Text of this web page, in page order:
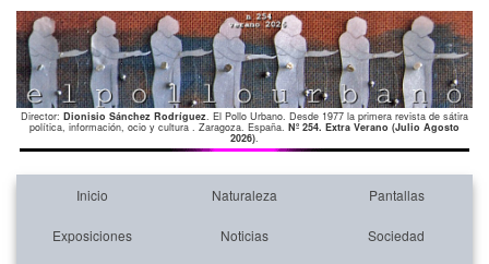
Director: Dionisio Sánchez Rodríguez. El Pollo Urbano. Desde 1977 la primera revista de sátira
política, información, ocio y cultura . Zaragoza. España. Nº 254. Extra Verano (Julio Agosto
2026).
Inicio Naturaleza Pantallas
Exposiciones Noticias Sociedad